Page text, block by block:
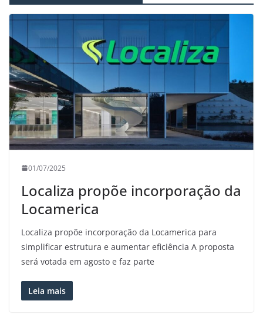
01/07/2025
Localiza propõe incorporação da
Locamerica
Localiza propõe incorporação da Locamerica para
simplificar estrutura e aumentar eficiência A proposta
será votada em agosto e faz parte
Leia mais